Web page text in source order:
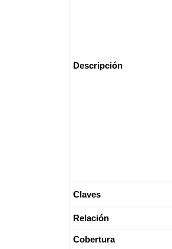
Descripción
Claves
Relación
Cobertura